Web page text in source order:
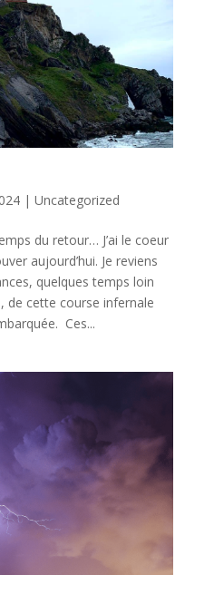
| Uncategorized
du retour… J’ai le coeur
aujourd’hui. Je reviens
quelques temps loin
de cette course infernale
Ces...